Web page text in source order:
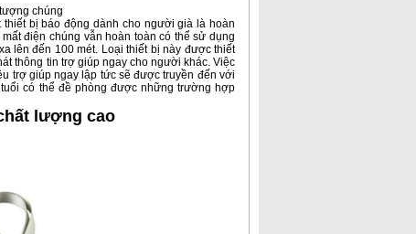
chúng
thiết bị báo động dành cho người già là hoàn
điện chúng vẫn hoàn toàn có thể sử dụng
lên đến 100 mét. Loại thiết bị này được thiết
thông tin trợ giúp ngay cho người khác. Việc
trợ giúp ngay lập tức sẽ được truyền đến với
có thể đề phòng được những trường hợp
lượng cao